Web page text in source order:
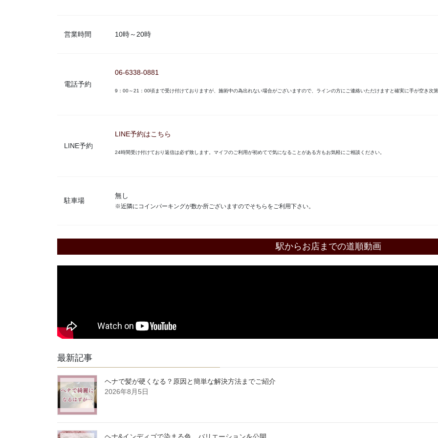
営業時間 10時～20時
電話予約
06-6338-0881
9：00～21：00頃まで受け付けておりますが、施術中の為出れない場合がございますので、ラインの方にご連絡いただけますと確実に手が空き次
LINE予約
LINE予約はこちら
24時間受け付けており返信は必ず致します。マイフのご利用が初めてで気になることがある方もお気軽にご相談ください。
駐車場
無し
※近隣にコインパーキングが数か所ございますのでそちらをご利用下さい。
駅からお店までの道順動画
最新記事
ヘナで髪が硬くなる？原因と簡単な解決方法までご紹介
2026年8月5日